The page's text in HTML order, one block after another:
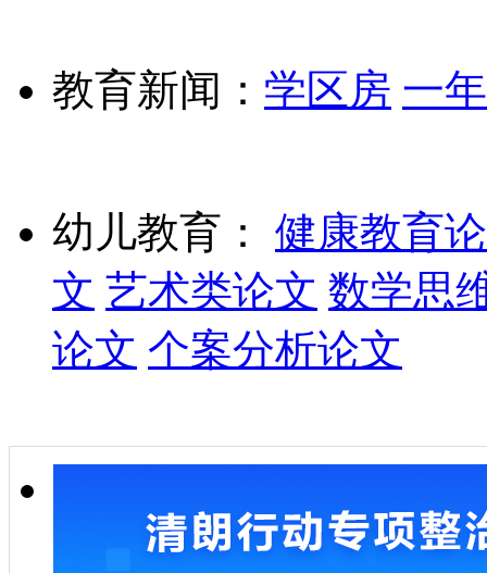
教育新闻： 学区房 一
幼儿教育：
健康教育
文 艺术类论文 数学思
论文 个案分析论文